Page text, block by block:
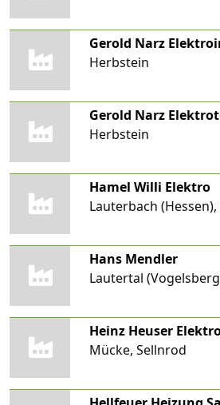
Gerold Narz
Herbstein
Gerold Narz
Herbstein
Hamel Willi Elektro
Lauterbach
Hans Mendler
Lautertal
Mücke, Sellnrod